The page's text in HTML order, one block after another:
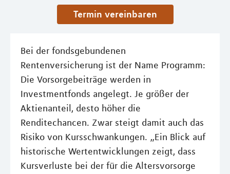
Termin vereinbaren
Bei der fondsgebundenen
Rentenversicherung ist der Name Programm:
Die Vorsorgebeiträge werden in
Investmentfonds angelegt. Je größer der
Aktienanteil, desto höher die
Renditechancen. Zwar steigt damit auch das
Risiko von Kursschwankungen. „Ein Blick auf
historische Wertentwicklungen zeigt, dass
Kursverluste bei der für die Altersvorsorge